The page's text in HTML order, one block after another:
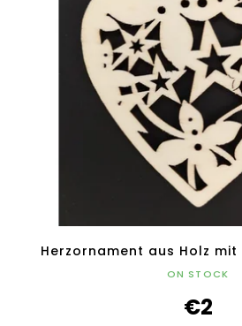
Herzornament aus Holz
ON STOCK
€2